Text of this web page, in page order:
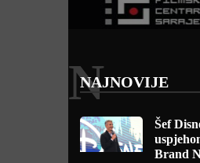
NAJNOVIJE
N
Šef
Brand